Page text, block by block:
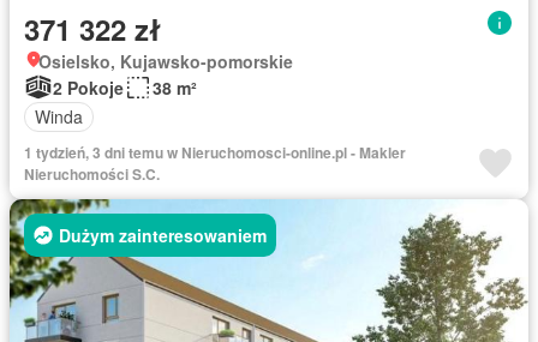
371 322 zł
Osielsko, Kujawsko-pomorskie
2 Pokoje
38 m²
Winda
1 tydzień, 3 dni temu w Nieruchomosci-online.pl - Makler
Nieruchomości S.C.
Dużym zainteresowaniem